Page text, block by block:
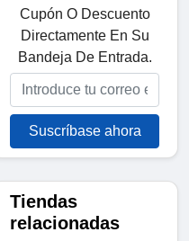
Cupón O Descuento
Directamente En Su
Bandeja De Entrada.
Suscríbase ahora
Tiendas
relacionadas